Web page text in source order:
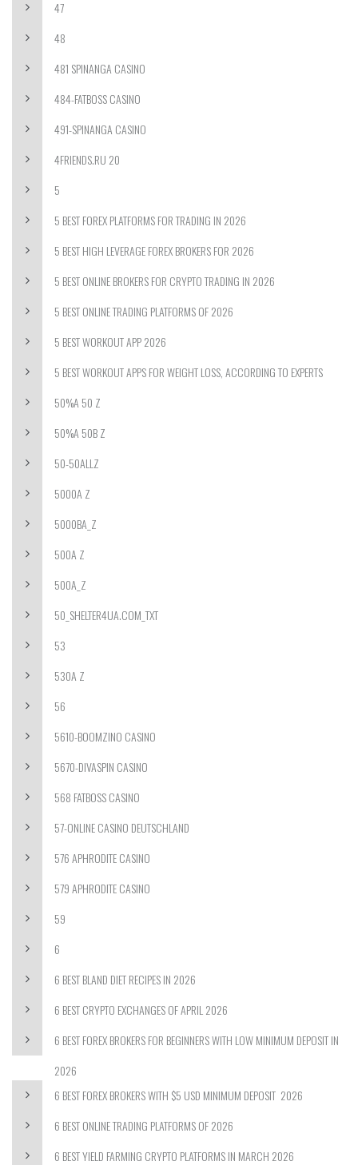
47
48
481 SPINANGA CASINO
484-FATBOSS CASINO
491-SPINANGA CASINO
4FRIENDS.RU 20
5
5 BEST FOREX PLATFORMS FOR TRADING IN 2026
5 BEST HIGH LEVERAGE FOREX BROKERS FOR 2026
5 BEST ONLINE BROKERS FOR CRYPTO TRADING IN 2026
5 BEST ONLINE TRADING PLATFORMS OF 2026
5 BEST WORKOUT APP 2026
5 BEST WORKOUT APPS FOR WEIGHT LOSS, ACCORDING TO EXPERTS
50%A 50 Z
50%A 50B Z
50-50ALLZ
5000A Z
5000BA_Z
500A Z
500A_Z
50_SHELTER4UA.COM_TXT
53
530A Z
56
5610-BOOMZINO CASINO
5670-DIVASPIN CASINO
568 FATBOSS CASINO
57-ONLINE CASINO DEUTSCHLAND
576 APHRODITE CASINO
579 APHRODITE CASINO
59
6
6 BEST BLAND DIET RECIPES IN 2026
6 BEST CRYPTO EXCHANGES OF APRIL 2026
6 BEST FOREX BROKERS FOR BEGINNERS WITH LOW MINIMUM DEPOSIT IN
2026
6 BEST FOREX BROKERS WITH $5 USD MINIMUM DEPOSIT ️ 2026
6 BEST ONLINE TRADING PLATFORMS OF 2026
6 BEST YIELD FARMING CRYPTO PLATFORMS IN MARCH 2026